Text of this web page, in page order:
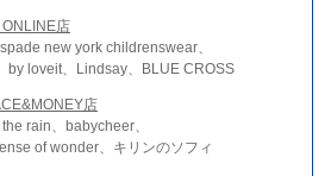
ONLINE店
new york childrenswear、
by loveit、Lindsay、BLUE CROSS
店
rain、babycheer、
of wonder、キリンのソフィ